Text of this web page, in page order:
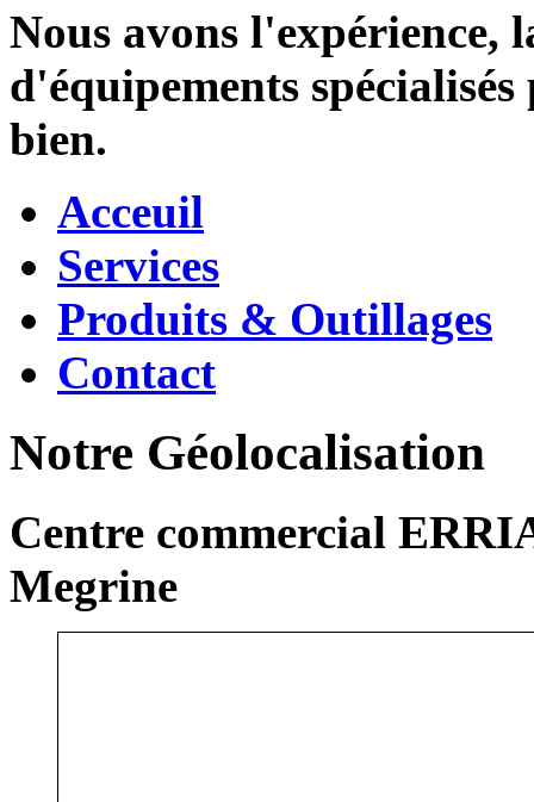
Nous avons l'expérience,
d'équipements
bien.
Acceuil
Services
Produits & Outillages
Contact
Notre Géolocalisation
Centre commercial
Megrine